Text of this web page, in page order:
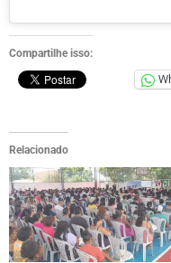
Compartilhe isso:
Relacionado